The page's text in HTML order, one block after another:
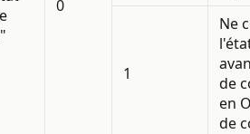
0
1
Ne
de
en
de